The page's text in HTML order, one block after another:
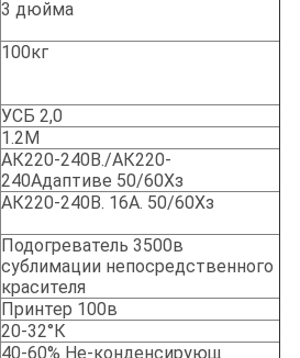
3 дюйма
100кг
УСБ 2,0
1.2М
АК220-240В./АК220-
240Адаптиве 50/60Хз
АК220-240В. 16А. 50/60Хз
Подогреватель 3500в
сублимации непосредственного
красителя
Принтер 100в
20-32°К
40-60% Не-конденсирующ